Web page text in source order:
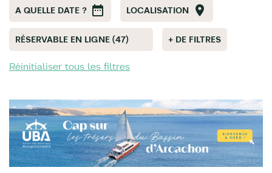
A QUELLE DATE ? LOCALISATION
RÉSERVABLE EN LIGNE (47) + DE FILTRES
Réinitialiser tous les filtres